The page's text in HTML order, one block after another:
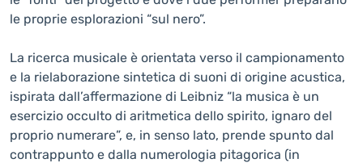
le proprie esplorazioni “sul nero”.
La ricerca musicale è orientata verso il campionamento
e la rielaborazione sintetica di suoni di origine acustica,
ispirata dall’affermazione di Leibniz “la musica è un
esercizio occulto di aritmetica dello spirito, ignaro del
proprio numerare”, e, in senso lato, prende spunto dal
contrappunto e dalla numerologia pitagorica (in